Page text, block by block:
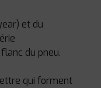
et du
du pneu.
qui forment